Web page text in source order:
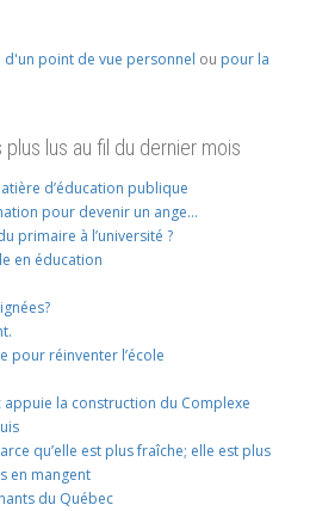
d'un point de vue personnel ou pour la
lus au fil du dernier mois
d’éducation publique
pour devenir un ange…
primaire à l’université ?
en éducation
pour réinventer l’école
la construction du Complexe
qu’elle est plus fraîche; elle est plus
en mangent
du Québec